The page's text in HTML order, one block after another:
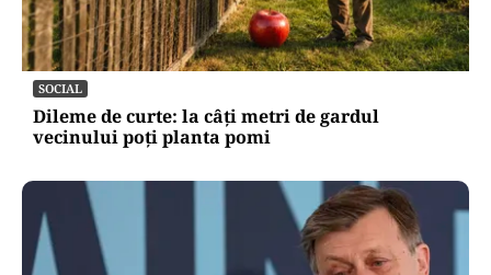
SOCIAL
Dileme de curte: la câți metri de gardul
vecinului poți planta pomi